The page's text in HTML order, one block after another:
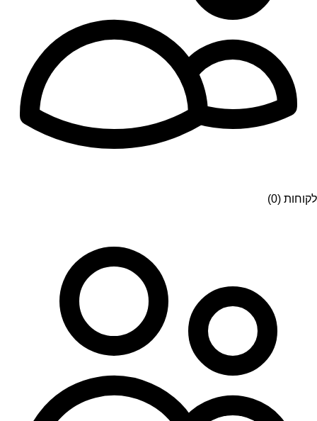
לקוחות (0)